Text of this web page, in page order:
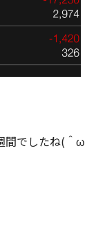
間でしたね(＾ω